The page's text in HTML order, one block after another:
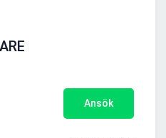
Ansök